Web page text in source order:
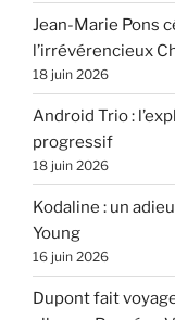
Jean-Marie Pons
l’irrévérencieux
18 juin 2026
Android Trio :
progressif
18 juin 2026
Kodaline : un
Young
16 juin 2026
Dupont fait